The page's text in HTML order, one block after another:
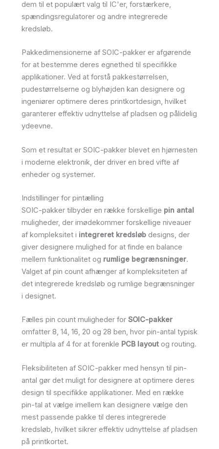
dem til et populært valg til IC'er, forstærkere,
spændingsregulatorer og andre integrerede
kredsløb.
Pakkedimensionerne af SOIC-pakker er afgørende
for at bestemme deres egnethed til specifikke
applikationer. Ved at forstå pakkestørrelsen,
pudestørrelserne og blyhøjden kan designere og
ingeniører optimere deres printkortdesign, hvilket
garanterer effektiv udnyttelse af pladsen og pålidelig
ydeevne.
Som et resultat er SOIC-pakker blevet en hjørnesten
i moderne elektronik, der driver en bred vifte af
enheder og systemer.
Indstillinger for pintælling
SOIC-pakker tilbyder en række forskellige pin antal
muligheder, der imødekommer forskellige niveauer
af kompleksitet i integreret kredsløb designs, der
giver designere mulighed for at finde en balance
mellem funktionalitet og rumlige begrænsninger.
Valget af pin count afhænger af kompleksiteten af
det integrerede kredsløb og rumlige begrænsninger
i designet.
Fælles pin count muligheder for SOIC-pakker
omfatter 8, 14, 16, 20 og 28 ben, hvor pin-antal typisk
er multipla af 4 for at forenkle PCB layout og routing.
Fleksibiliteten af SOIC-pakker med hensyn til pin-
antal gør det muligt for designere at optimere deres
design til specifikke applikationer. Med en række
pin-tal at vælge imellem kan designere vælge den
mest passende pakke til deres integrerede
kredsløb, hvilket sikrer effektiv udnyttelse af pladsen
på printkortet.